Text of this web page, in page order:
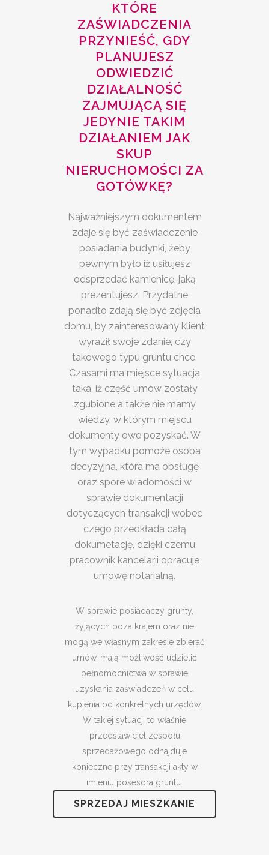
KTÓRE
ZAŚWIADCZENIA
PRZYNIEŚĆ, GDY
PLANUJESZ
ODWIEDZIĆ
DZIAŁALNOŚĆ
ZAJMUJĄCĄ SIĘ
JEDYNIE TAKIM
DZIAŁANIEM JAK
SKUP
NIERUCHOMOŚCI ZA
GOTÓWKĘ?
Najważniejszym dokumentem
zdaje się być zaświadczenie
posiadania budynki, żeby
pewnym było iż usiłujesz
odsprzedać kamienicę, jaką
prezentujesz. Przydatne
ponadto zdają się być zdjęcia
domu, by zainteresowany klient
wyraził swoje zdanie, czy
takowego typu gruntu chce.
Czasami ma miejsce sytuacja
taka, iż część umów zostały
zgubione a także nie mamy
wiedzy, w którym miejscu
dokumenty owe pozyskać. W
tym wypadku pomoże osoba
decyzyjna, która ma obsługę
oraz spore wiadomości w
sprawie dokumentacji
dotyczących transakcji wobec
czego przedkłada całą
dokumetację, dzięki czemu
pracownik kancelarii opracuje
umowę notarialną.
W sprawie posiadaczy grunty,
żyjących poza krajem oraz nie
mogą we własnym zakresie zbierać
umów, mają możliwość udzielić
pełnomocnictwa w sprawie
uzyskania zaświadczeń w celu
kupienia od konkretnych urzędów.
W takiej sytuacji to właśnie
przedstawiciel zespołu
sprzedażowego odnajduje
konieczne przy transakcji akty w
imieniu posesora gruntu.
SPRZEDAJ MIESZKANIE